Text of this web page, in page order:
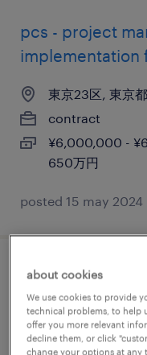
pcs - project
implementation
東京23区, 東京都
contract
¥6,000,000 -
650万円
posted 15 may 2024
finance internal
東京23区, 東京都
permanent
about cookies
We use cookies to provide
technical problems, to help
offer you more relevant
decline them, or click
change your options at any